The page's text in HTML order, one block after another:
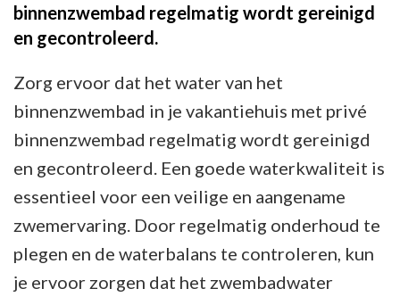
binnenzwembad regelmatig wordt gereinigd
en gecontroleerd.
Zorg ervoor dat het water van het
binnenzwembad in je vakantiehuis met privé
binnenzwembad regelmatig wordt gereinigd
en gecontroleerd. Een goede waterkwaliteit is
essentieel voor een veilige en aangename
zwemervaring. Door regelmatig onderhoud te
plegen en de waterbalans te controleren, kun
je ervoor zorgen dat het zwembadwater